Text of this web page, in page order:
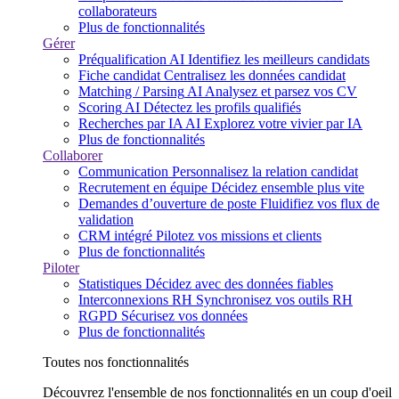
collaborateurs
Plus de fonctionnalités
Gérer
Préqualification AI Identifiez les meilleurs candidats
Fiche candidat Centralisez les données candidat
Matching / Parsing AI Analysez et parsez vos CV
Scoring AI Détectez les profils qualifiés
Recherches par IA AI Explorez votre vivier par IA
Plus de fonctionnalités
Collaborer
Communication Personnalisez la relation candidat
Recrutement en équipe Décidez ensemble plus vite
Demandes d’ouverture de poste Fluidifiez vos flux de
validation
CRM intégré Pilotez vos missions et clients
Plus de fonctionnalités
Piloter
Statistiques Décidez avec des données fiables
Interconnexions RH Synchronisez vos outils RH
RGPD Sécurisez vos données
Plus de fonctionnalités
Toutes nos fonctionnalités
Découvrez l'ensemble de nos fonctionnalités en un coup d'oeil